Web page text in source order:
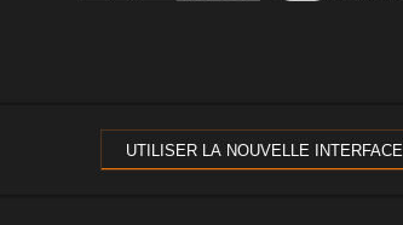
UTILISER LA NOUVELLE INTERFACE